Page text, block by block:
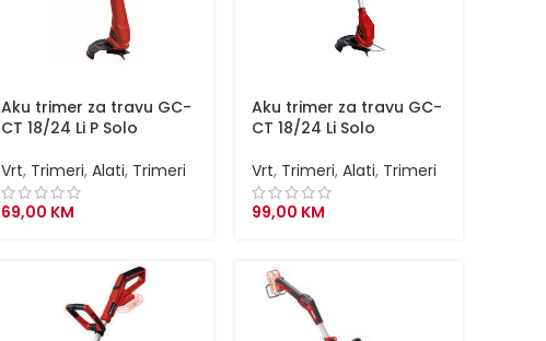
Aku trimer za travu GC-
CT 18/24 Li P Solo
Vrt, Trimeri, Alati, Trimeri
69,00 KM
Aku trimer za travu GC-
CT 18/24 Li Solo
Vrt, Trimeri, Alati, Trimeri
99,00 KM